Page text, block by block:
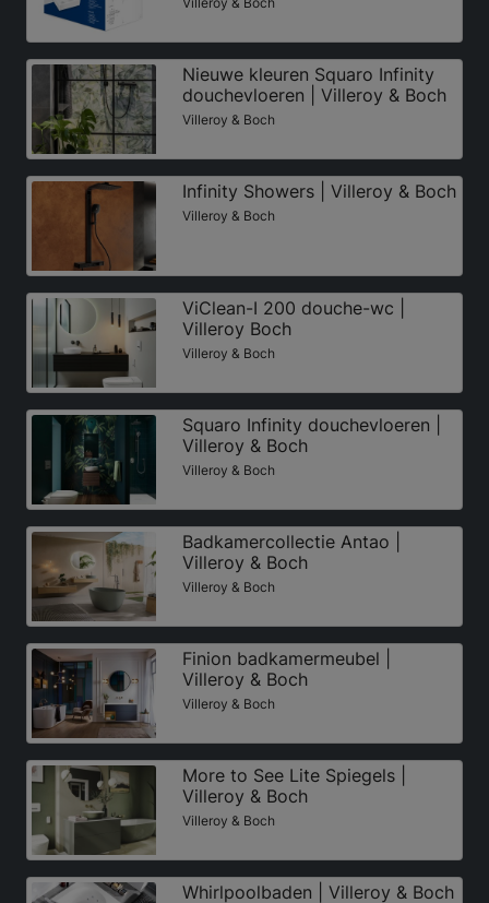
Nieuwe kleuren Squaro Infinity
douchevloeren | Villeroy & Boch
Villeroy & Boch
Infinity Showers | Villeroy & Boch
Villeroy & Boch
ViClean-I 200 douche-wc |
Villeroy Boch
Villeroy & Boch
Squaro Infinity douchevloeren |
Villeroy & Boch
Villeroy & Boch
Badkamercollectie Antao |
Villeroy & Boch
Villeroy & Boch
Finion badkamermeubel |
Villeroy & Boch
Villeroy & Boch
More to See Lite Spiegels |
Villeroy & Boch
Villeroy & Boch
Whirlpoolbaden | Villeroy & Boch